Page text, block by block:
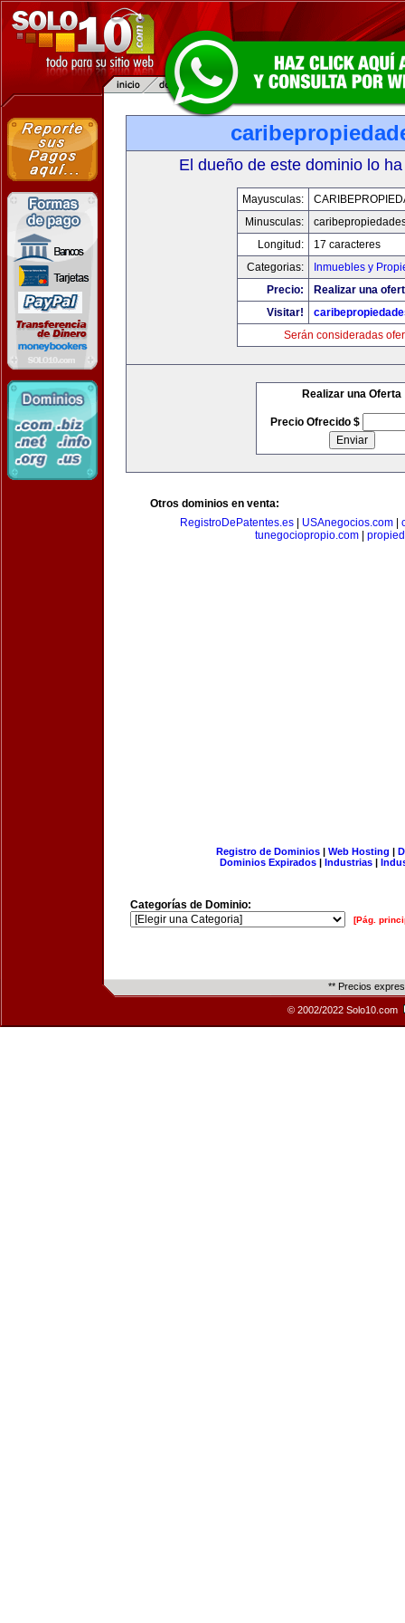
El dueño de este dominio lo
Mayusculas:
Minusculas:
Longitud:
17 caracteres
Categorias:
Inmuebles y
Precio:
Realizar una
Visitar!
Serán consideradas
Realizar una Oferta
Precio Ofrecido $
Otros dominios en venta:
RegistroDePatentes.es
USAnegocios.com
tunegociopropio.com|
Registro de Dominios| Web Hosting |
Dominios Expirados | Industrias |
Categorías de Dominio:
[Pág.
** Precios
© 2002/2022 Solo10.com